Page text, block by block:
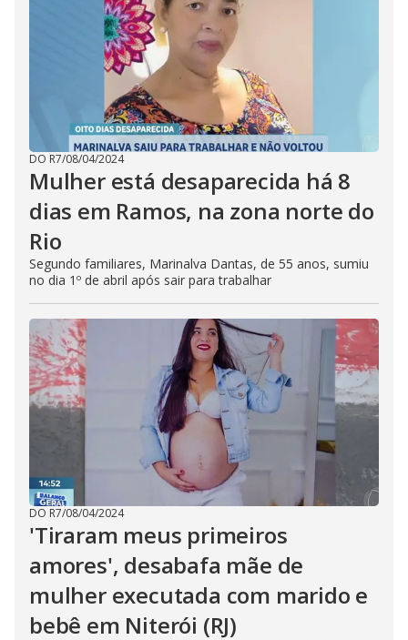
DO R7/08/04/2024
Mulher está desaparecida há 8
dias em Ramos, na zona norte do
Rio
Segundo familiares, Marinalva Dantas, de 55 anos, sumiu
no dia 1º de abril após sair para trabalhar
DO R7/08/04/2024
'Tiraram meus primeiros
amores', desabafa mãe de
mulher executada com marido e
bebê em Niterói (RJ)